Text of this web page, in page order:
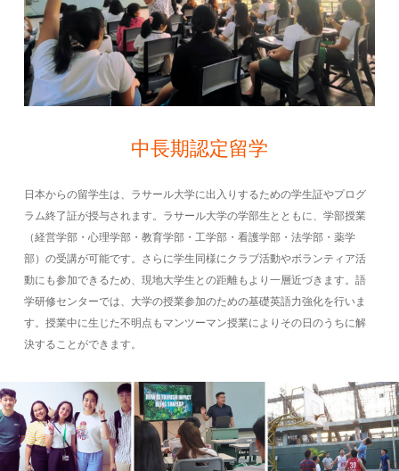
中長期認定留学
日本からの留学生は、ラサール大学に出入りするための学生証やプログ
ラム終了証が授与されます。ラサール大学の学部生とともに、学部授業
（経営学部・心理学部・教育学部・工学部・看護学部・法学部・薬学
部）の受講が可能です。さらに学生同様にクラブ活動やボランティア活
動にも参加できるため、現地大学生との距離もより一層近づきます。語
学研修センターでは、大学の授業参加のための基礎英語力強化を行いま
す。授業中に生じた不明点もマンツーマン授業によりその日のうちに解
決することができます。